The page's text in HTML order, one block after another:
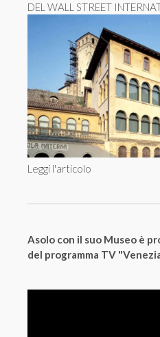
DEL WALL STREET
Leggi l'articolo
Asolo con il suo Museo è
del programma TV